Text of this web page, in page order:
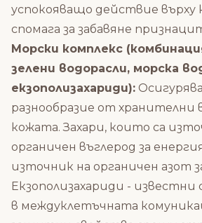
успокояващо действие върху
спомага за забавяне
Морски комплекс
зелени водорасли, морска
екзополизахариди):
разнообразие от хранителни
кожата. Захари, които са
органичен въглерод за
източник на органичен азот
Екзополизахариди - известни
в междуклетъчната